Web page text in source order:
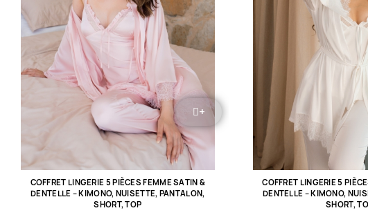
COFFRET LINGERIE 5 PIÈCES FEMME SATIN &
DENTELLE – KIMONO, NUISETTE, PANTALON,
SHORT, TOP
+
COFFRET LINGERIE 5
DENTELLE – KIMONO,
SHORT,